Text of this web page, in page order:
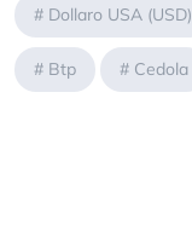
# Dollaro USA (USD)
# Btp # Cedola